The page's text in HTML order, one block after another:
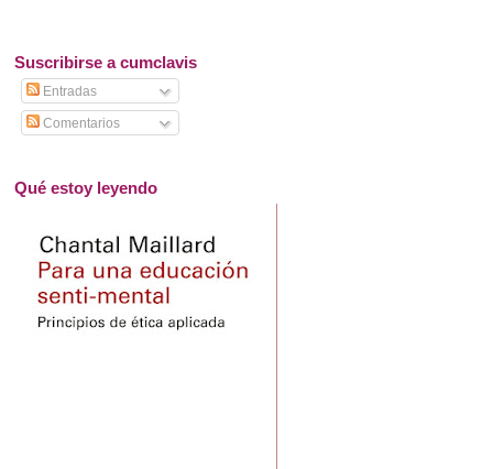
Suscribirse a cumclavis
Entradas
Comentarios
Qué estoy leyendo